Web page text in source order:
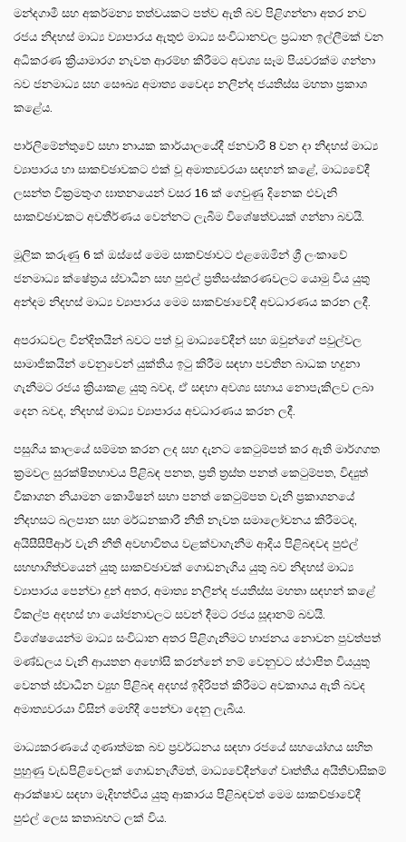
මන්දගාමී සහ අකර්මන්‍ය තත්වයකට පත්ව ඇති බව පිළිගන්නා අතර නව
රජය නිදහස් මාධ්‍ය ව්‍යාපාරය ඇතුළු මාධ්‍ය සංවිධානවල ප්‍රධාන ඉල්ලීමක් වන
අධිකරණ ක්‍රියාමාරග නැවත ආරම්භ කිරීමට අවශ්‍ය සෑම පියවරක්ම ගන්නා
බව ජනමාධ්‍ය සහ සෞඛ්‍ය අමාත්‍ය වෛද්‍ය නලින්ද ජයතිස්ස මහතා ප්‍රකාශ
කළේය.
පාර්ලිමේන්තුවේ සභා නායක කාර්යාලයේදී ජනවාරි 8 වන දා නිදහස් මාධ්‍ය
ව්‍යාපාරය හා සාකච්ඡාවකට එක් වූ අමාත්‍යවරයා සඳහන් කළේ, මාධ්‍යවේදී
ලසන්ත වික්‍රමතුංග ඝාතනයෙන් වසර 16 ක් ගෙවුණු දිනෙක එවැනි
සාකච්ඡාවකට අවතීර්ණය වෙන්නට ලැබීම විශේෂත්වයක් ගන්නා බවයි.
මූලික කරුණු 6 ක් ඔස්සේ මෙම සාකච්ඡාවට එළඹෙමින් ශ්‍රී ලංකාවේ
ජනමාධ්‍ය ක්ෂේත්‍රය ස්වාධීන සහ පුළුල් ප්‍රතිසංස්කරණවලට යොමු විය යුතු
අන්දම නිදහස් මාධ්‍ය ව්‍යාපාරය මෙම සාකච්ඡාවේදී අවධාරණය කරන ලදී.
අපරාධවල වින්දිතයින් බවට පත් වූ මාධ්‍යවේදීන් සහ ඔවුන්ගේ පවුල්වල
සාමාජිකයින් වෙනුවෙන් යුක්තිය ඉටු කිරීම සඳහා පවතින බාධක හදුනා
ගැනීමට රජය ක්‍රියාකළ යුතු බවද, ඒ සඳහා අවශ්‍ය සහාය නොපැකිලව ලබා
දෙන බවද, නිදහස් මාධ්‍ය ව්‍යාපාරය අවධාරණය කරන ලදී.
පසුගිය කාලයේ සම්මත කරන ලද සහ දැනට කෙටුම්පත් කර ඇති මාර්ගගත
ක්‍රමවල සුරක්ෂිතභාවය පිළිබඳ පනත, ප්‍රති ත්‍රස්ත පනත් කෙටුම්පත, විද්‍යුත්
විකාශන නියාමන කොමිෂන් සභා පනත් කෙටුම්පත වැනි ප්‍රකාශනයේ
නිදහසට බලපාන සහ මර්ධනකාරී නීති නැවත සමාලෝචනය කිරීමටද,
අයිසීසීපීආර් වැනි නීති අවභාවිතය වළක්වාගැනීම ආදිය පිළිබඳවද පුළුල්
සහභාගිත්වයෙන් යුතු සාකච්ඡාවක් ගොඩනැගිය යුතු බව නිදහස් මාධ්‍ය
ව්‍යාපාරය පෙන්වා දුන් අතර, අමාත්‍ය නලින්ද ජයතිස්ස මහතා සඳහන් කළේ
විකල්ප අදහස් හා යෝජනාවලට සවන් දීමට රජය සූදානම් බවයි.
විශේෂයෙන්ම මාධ්‍ය සංවිධාන අතර පිළිගැනීමට භාජනය නොවන පුවත්පත්
මණ්ඩලය වැනි ආයතන අහෝසි කරන්නේ නම් වෙනුවට ස්ථාපිත වියයුතු
වෙනත් ස්වාධීන ව්‍යුහ පිළිබඳ අදහස් ඉදිරිපත් කිරීමට අවකාශය ඇති බවද
අමාත්‍යවරයා විසින් මෙහිදී පෙන්වා දෙනු ලැබීය.
මාධ්‍යකරණයේ ගුණාත්මක බව ප්‍රවර්ධනය සඳහා රජයේ සහයෝගය සහිත
පුහුණු වැඩපිළිවෙලක් ගොඩනැගීමත්, මාධ්‍යවේදීන්ගේ වෘත්තීය අයිතිවාසිකම්
ආරක්ෂාව සඳහා මැදිහත්විය යුතු ආකාරය පිළිබඳවත් මෙම සාකච්ඡාවේදී
පුළුල් ලෙස කතාබහට ලක් විය.